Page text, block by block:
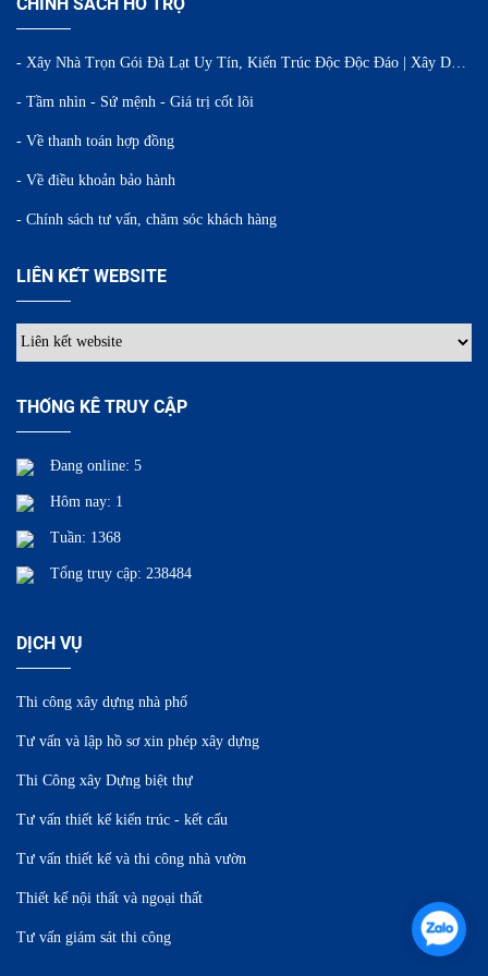
- Tầm nhìn - Sứ mệnh - Giá trị cốt lõi
- Về thanh toán hợp đồng
- Về điều khoản bảo hành
- Chính sách tư vấn, chăm sóc khách hàng
LIÊN KẾT WEBSITE
THỐNG KÊ TRUY CẬP
Đang online: 5
Hôm nay: 1
Tuần: 1368
Tổng truy cập: 238484
DỊCH VỤ
Thi công xây dựng nhà phố
Tư vấn và lập hồ sơ xin phép xây dựng
Thi Công xây Dựng biệt thự
Tư vấn thiết kế kiến trúc - kết cấu
Tư vấn thiết kế và thi công nhà vườn
Thiết kế nội thất và ngoại thất
Tư vấn giám sát thi công